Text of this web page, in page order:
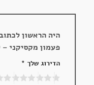
היה הראשון
פעמון מקסיקני –
הדירוג שלך *